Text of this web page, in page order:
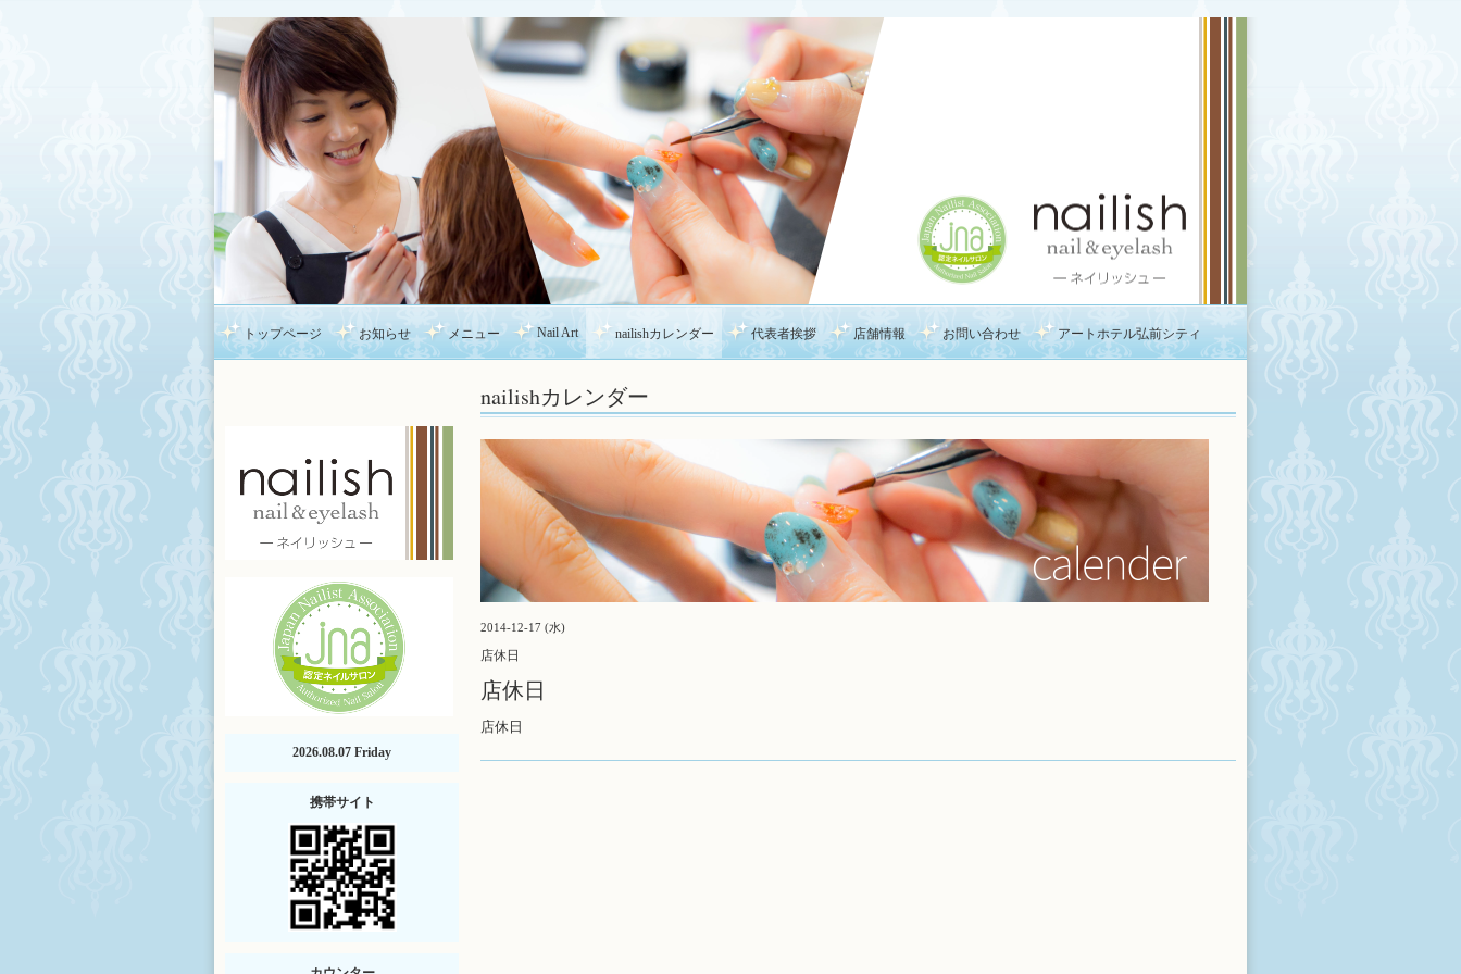
トップページ お知らせ メニュー Nail Art nailishカレンダー 代表者挨拶 店舗情報 お問い合わせ アートホテル弘前シティ
nailishカレンダー
2014-12-17 (水)
店休日
店休日
店休日
2026.08.07 Friday
携帯サイト